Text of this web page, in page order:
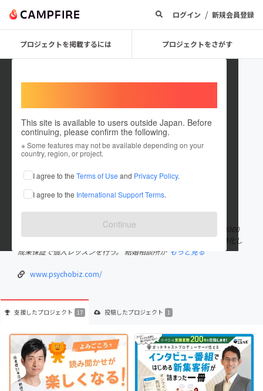
ログイン / 新規会員登録
プロジェクトを掲載するには プロジェクトをさがす
This site is available to users outside Japan. Before
continuing, please confirm the following.
※ Some features may not be available depending on your
country, region, or project.
I agree to the Terms of Use and Privacy Policy.
I agree to the International Support Terms.
Continue
yamachan3
これまでに17回支援して1件のプロジェクトを投稿しています
在住国：日本 現在地：東京都
出身国：日本 出身地：東京都
恋愛コミュニケーションコンサルタントとして国内外で20年間で3000
人以上を指導。10倍から100倍モテるようになるプログラムを標準化し
成果保証で個人レッスンを行う。 結婚相談所か もっと見る
www.psychobiz.com/
支援したプロジェクト 17 投稿したプロジェクト 1